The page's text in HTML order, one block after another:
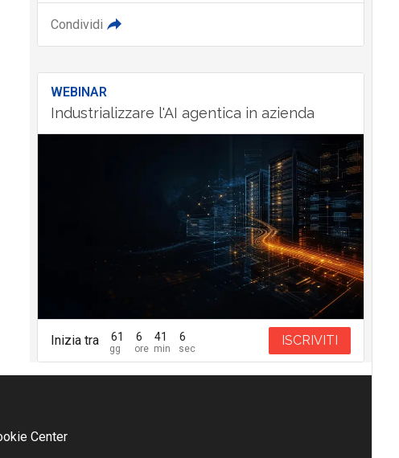
Condividi
WEBINAR
Industrializzare l'AI agentica in azienda
Inizia tra 61 6 41 5 ISCRIVITI
Center